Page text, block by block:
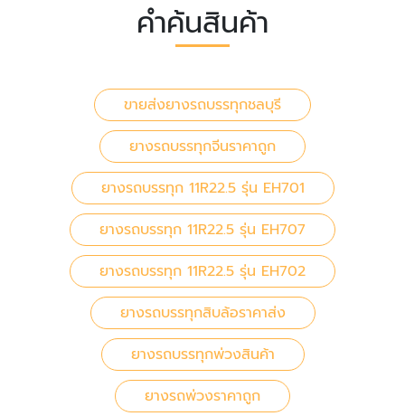
คำค้นสินค้า
ขายส่งยางรถบรรทุกชลบุรี
ยางรถบรรทุกจีนราคาถูก
ยางรถบรรทุก 11R22.5 รุ่น EH701
ยางรถบรรทุก 11R22.5 รุ่น EH707
ยางรถบรรทุก 11R22.5 รุ่น EH702
ยางรถบรรทุกสิบล้อราคาส่ง
ยางรถบรรทุกพ่วงสินค้า
ยางรถพ่วงราคาถูก